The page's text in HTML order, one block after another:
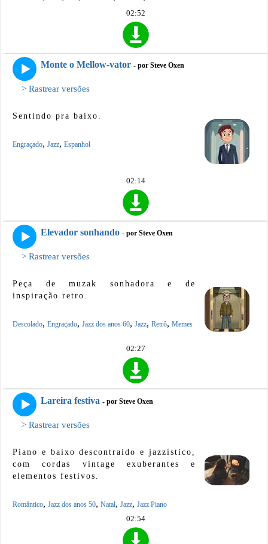
02:52
Monte o Mellow-vator - por Steve Oxen
> Rastrear versões
Sentindo pra baixo.
Engraçado, Jazz, Espanhol
02:14
Elevador sonhando - por Steve Oxen
> Rastrear versões
Peça de muzak sonhadora e de
inspiração retro.
Descolado, Engraçado, Jazz dos anos 60, Jazz, Retrô, Memes
02:27
Lareira festiva - por Steve Oxen
> Rastrear versões
Piano e baixo descontraído e jazzístico,
com cordas vintage exuberantes e
elementos festivos.
Romântico, Jazz dos anos 50, Natal, Jazz, Jazz Piano
02:54